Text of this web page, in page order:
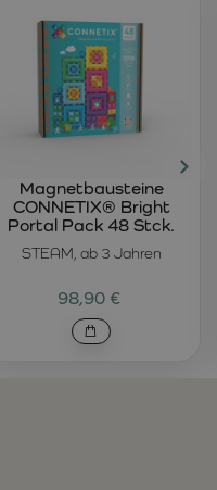
STEAM, ab 3 Jahren
Magnetbausteine
CONNETIX® Bright
Portal Pack 48 Stck.
98,90 €